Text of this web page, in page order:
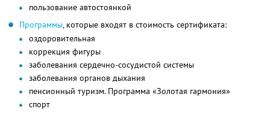
пользование автостоянкой
Программы, которые входят в стоимость сертификата:
оздоровительная
коррекция фигуры
заболевания сердечно-сосудистой системы
заболевания органов дыхания
пенсионный туризм. Программа «Золотая гармония»
спорт